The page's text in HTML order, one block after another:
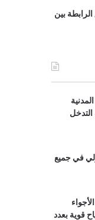
بين
في جميع
قوية بعدد